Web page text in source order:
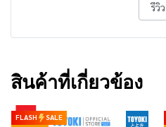
รีวิว
สินค้าที่เกี่ยวข้อง
FLASH
SALE